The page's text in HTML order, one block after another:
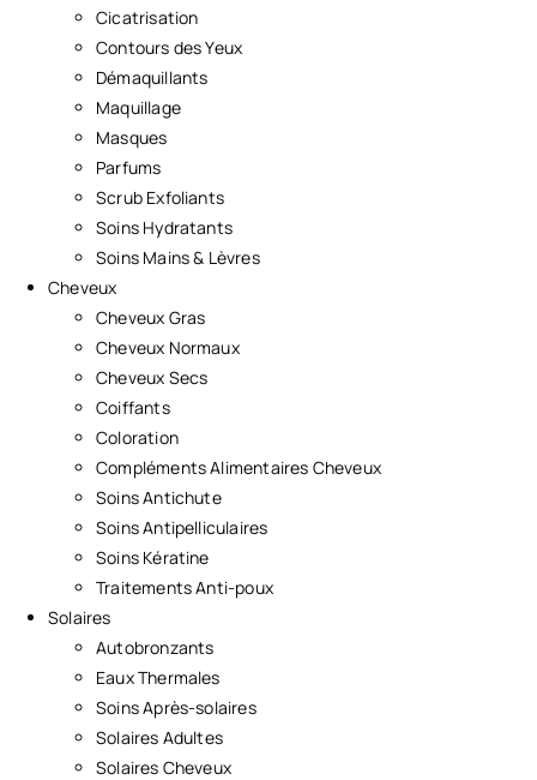
Cicatrisation
Contours des Yeux
Démaquillants
Maquillage
Masques
Parfums
Scrub Exfoliants
Soins Hydratants
Soins Mains & Lèvres
Cheveux
Cheveux Gras
Cheveux Normaux
Cheveux Secs
Coiffants
Coloration
Compléments Alimentaires Cheveux
Soins Antichute
Soins Antipelliculaires
Soins Kératine
Traitements Anti-poux
Solaires
Autobronzants
Eaux Thermales
Soins Après-solaires
Solaires Adultes
Solaires Cheveux